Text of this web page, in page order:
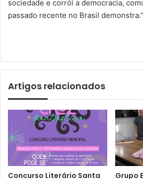
sociedade e corrói a democracia,
passado recente no Brasil demonstra.”
Artigos relacionados
Concurso Literário Santa
Grupo